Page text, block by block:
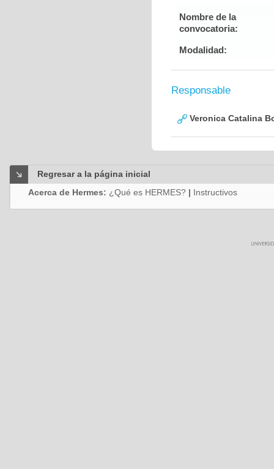
Nombre de la
convocatoria:
Modalidad:
Responsable
Veronica Catalina
Regresar a la página inicial
Acerca de Hermes: ¿Qué es HERMES? | Instructivos